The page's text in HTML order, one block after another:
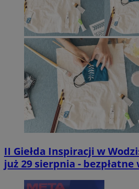
II Giełda Inspiracji w
już 29 sierpnia -